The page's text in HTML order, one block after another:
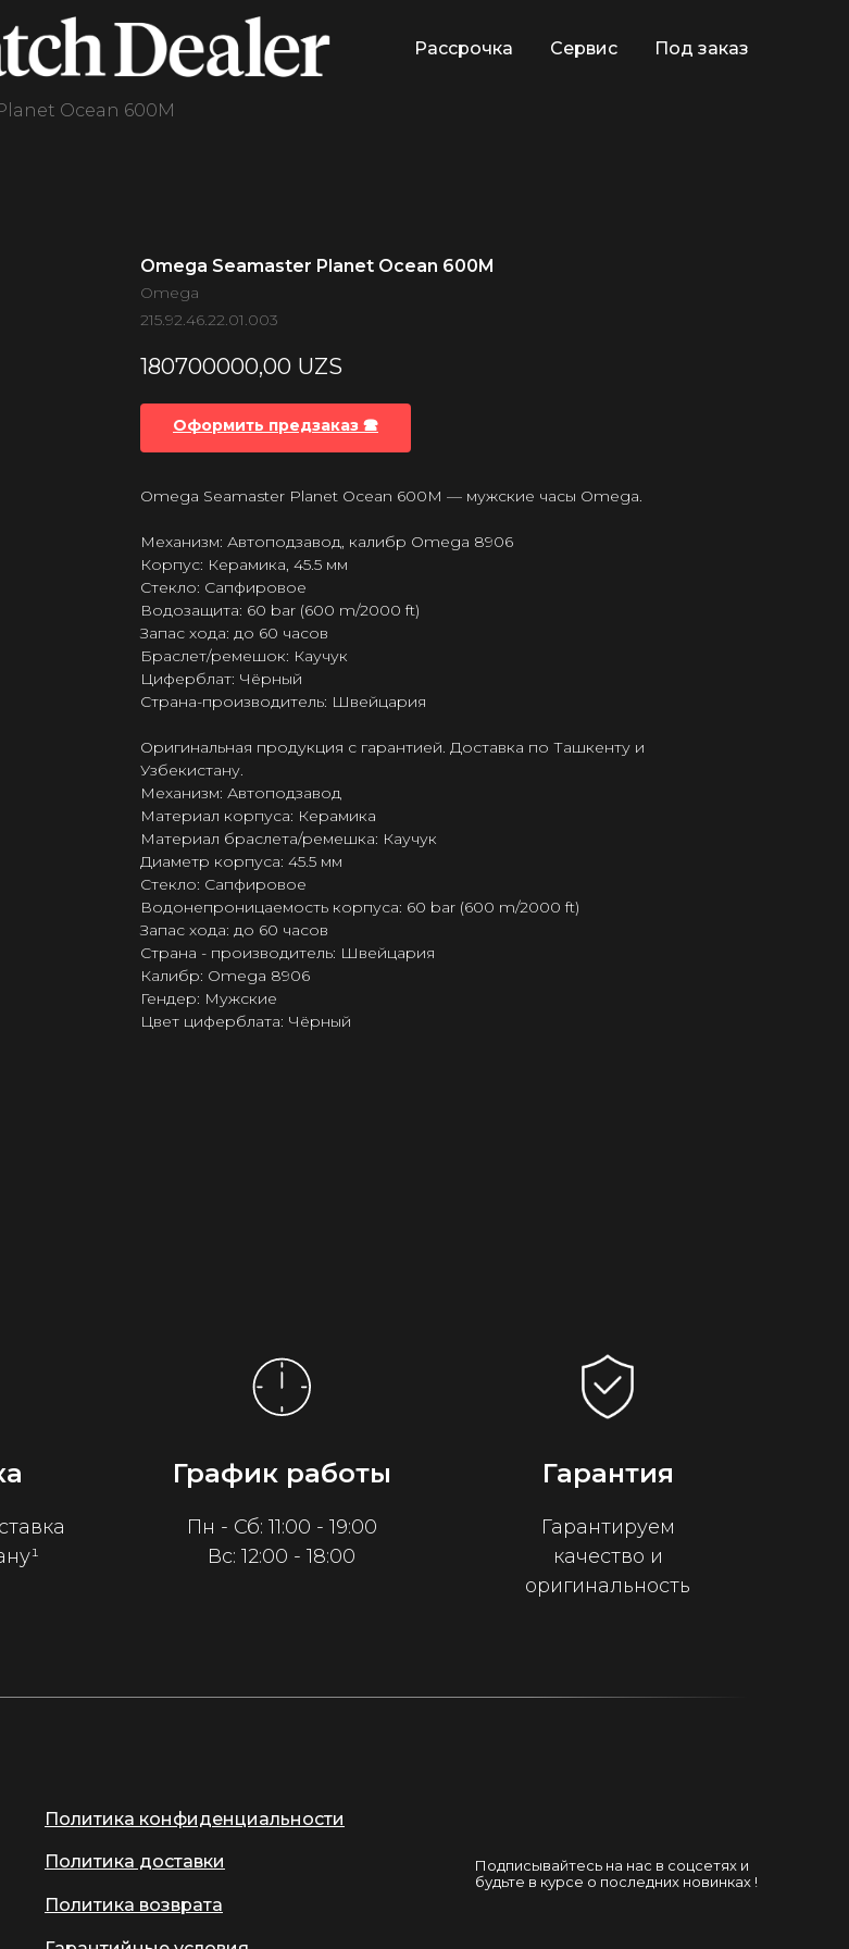
Рассрочка Сервис Под заказ
Ocean 600M
Omega Seamaster Planet Ocean 600M
Omega
215.92.46.22.01.003
180700000,00 UZS
Оформить предзаказ 🕿
Omega Seamaster Planet Ocean 600M — мужские часы Omega.
Механизм: Автоподзавод, калибр Omega 8906
Корпус: Керамика, 45.5 мм
Стекло: Сапфировое
Водозащита: 60 bar (600 m/2000 ft)
Запас хода: до 60 часов
Браслет/ремешок: Каучук
Циферблат: Чёрный
Страна-производитель: Швейцария
Оригинальная продукция с гарантией. Доставка по Ташкенту и
Узбекистану.
Механизм: Автоподзавод
Материал корпуса: Керамика
Материал браслета/ремешка: Каучук
Диаметр корпуса: 45.5 мм
Стекло: Сапфировое
Водонепроницаемость корпуса: 60 bar (600 m/2000 ft)
Запас хода: до 60 часов
Страна - производитель: Швейцария
Калибр: Omega 8906
Гендер: Мужские
Цвет циферблата: Чёрный
График работы
Пн - Сб: 11:00 - 19:00
Вс: 12:00 - 18:00
Гарантия
Гарантируем
качество и
оригинальность
Подписывайтесь на нас в соцсетях и
будьте в курсе о последних новинках !
Политика конфиденциальности
Политика доставки
Политика возврата